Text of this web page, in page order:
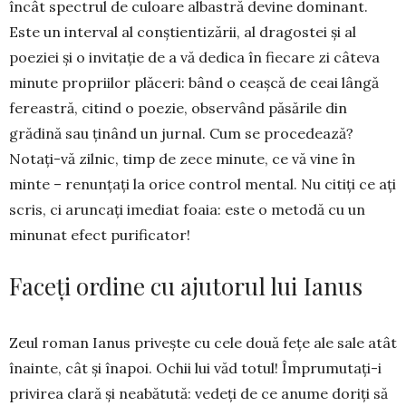
încât spectrul de cu­loare albastră devine domi­nant.
Este un interval al con­știentizării, al dragostei și al
poeziei și o invitație de a vă dedica în fiecare zi câteva
mi­nute propriilor plăceri: bând o ceașcă de ceai lângă
fereas­tră, citind o poezie, observând pă­sările din
grădină sau ținând un jurnal. Cum se procedează?
Notați-vă zilnic, timp de zece mi­nute, ce vă vine în
minte – re­­nunțați la orice control men­tal. Nu citiți ce ați
scris, ci aruncați imediat foaia: este o metodă cu un
minunat efect purificator!
Faceți ordine cu ajutorul lui Ianus
Zeul roman Ianus privește cu cele două fețe ale sale atât
înainte, cât și înapoi. Ochii lui văd totul! Împrumutați-i
privirea clară și neabătută: vedeți de ce anume doriți să